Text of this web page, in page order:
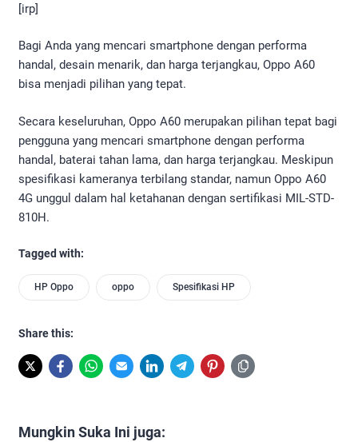
[irp]
Bagi Anda yang mencari smartphone dengan performa
handal, desain menarik, dan harga terjangkau, Oppo A60
bisa menjadi pilihan yang tepat.
Secara keseluruhan, Oppo A60 merupakan pilihan tepat bagi
pengguna yang mencari smartphone dengan performa
handal, baterai tahan lama, dan harga terjangkau. Meskipun
spesifikasi kameranya terbilang standar, namun Oppo A60
4G unggul dalam hal ketahanan dengan sertifikasi MIL-STD-
810H.
Tagged with:
HP Oppo oppo Spesifikasi HP
Share this:
Mungkin Suka Ini juga: